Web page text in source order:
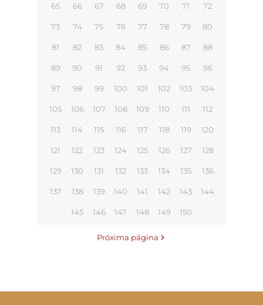
65 66 67 68 69 70 71 72
73 74 75 76 77 78 79 80
81 82 83 84 85 86 87 88
89 90 91 92 93 94 95 96
97 98 99 100 101 102 103 104
105 106 107 108 109 110 111 112
113 114 115 116 117 118 119 120
121 122 123 124 125 126 127 128
129 130 131 132 133 134 135 136
137 138 139 140 141 142 143 144
145 146 147 148 149 150
Próxima página